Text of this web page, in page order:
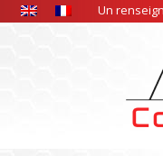
Un
Panneau de gestion des